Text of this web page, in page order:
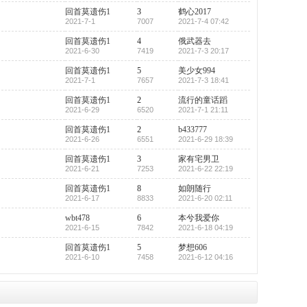
回首莫遗伤1
2021-7-1
3
7007
鹤心2017
2021-7-4 07:42
回首莫遗伤1
2021-6-30
4
7419
俄武器去
2021-7-3 20:17
回首莫遗伤1
2021-7-1
5
7657
美少女994
2021-7-3 18:41
回首莫遗伤1
2021-6-29
2
6520
流行的童话蹈
2021-7-1 21:11
回首莫遗伤1
2021-6-26
2
6551
b433777
2021-6-29 18:39
回首莫遗伤1
2021-6-21
3
7253
家有宅男卫
2021-6-22 22:19
回首莫遗伤1
2021-6-17
8
8833
如朗随行
2021-6-20 02:11
wbt478
2021-6-15
6
7842
本兮我爱你
2021-6-18 04:19
回首莫遗伤1
2021-6-10
5
7458
梦想606
2021-6-12 04:16